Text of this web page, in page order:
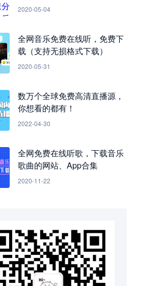
2020-05-04
全网音乐免费在线听，免费下
载（支持无损格式下载）
2020-05-31
数万个全球免费高清直播源，
你想看的都有！
2022-04-30
全网免费在线听歌，下载音乐
歌曲的网站、App合集
2020-11-22